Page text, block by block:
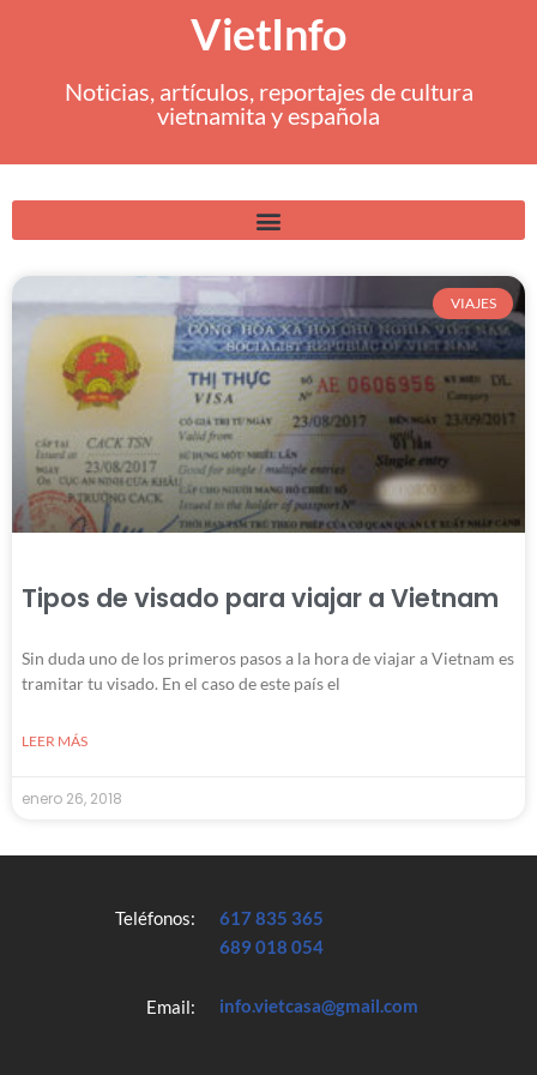
VietInfo
Noticias, artículos, reportajes de cultura
vietnamita y española
VIAJES
Tipos de visado para viajar a Vietnam
Sin duda uno de los primeros pasos a la hora de viajar a Vietnam es
tramitar tu visado. En el caso de este país el
LEER MÁS
enero 26, 2018
Teléfonos:
Email:
617 835 365
689 018 054
info.vietcasa@gmail.com